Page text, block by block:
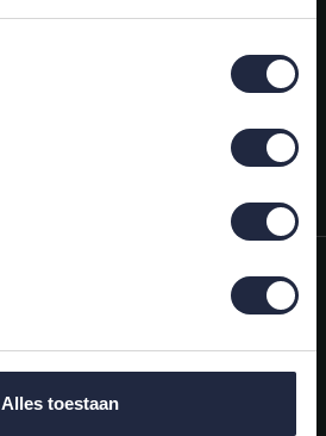
Alles toestaan
AANMELDEN